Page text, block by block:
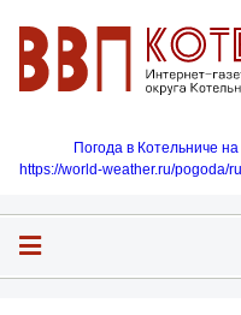
Погода в Котельниче
https://world-weather.ru/pogoda/